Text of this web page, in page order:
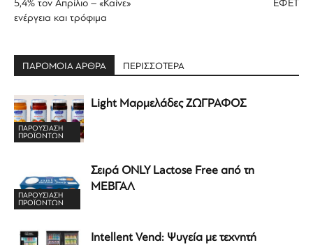
5,4% τον Απρίλιο – «Καίνε»
ενέργεια και τρόφιμα
ΕΦΕΤ
ΠΑΡΟΜΟΙΑ ΑΡΘΡΑ ΠΕΡΙΣΣΟΤΕΡΑ
ΠΑΡΟΥΣΙΑΣΗ
ΠΡΟΪΟΝΤΩΝ
Light Μαρμελάδες ΖΩΓΡΑΦΟΣ
ΠΑΡΟΥΣΙΑΣΗ
ΠΡΟΪΟΝΤΩΝ
Σειρά ONLY Lactose Free από τη
ΜΕΒΓΑΛ
Intellent Vend: Ψυγεία με τεχνητή